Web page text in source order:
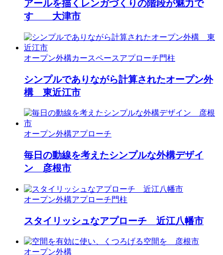
アールを描くレンガづくりの階段が魅力で
す 大津市
オープン外構カースペースアプローチ門柱
シンプルでありながら計算されたオープン外
構 東近江市
オープン外構アプローチ
毎日の動線を考えたシンプルな外構デザイ
ン 彦根市
オープン外構アプローチ門柱
スタイリッシュなアプローチ 近江八幡市
オープン外構